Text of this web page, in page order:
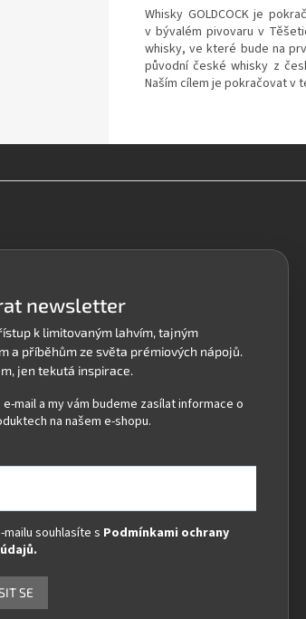
Whisky GOLDCOCK je
v bývalém pivovaru v
whisky, ve které bude na
původní české whisky z
Naším cílem je pokračovat v
newsletter
mail a my vám budeme zasílat informace o
na našem e-shopu.
mailu souhlasíte s Podmínkami ochrany
SE